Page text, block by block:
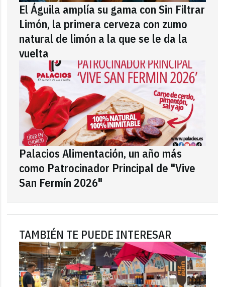
El Águila amplía su gama con Sin Filtrar
Limón, la primera cerveza con zumo
natural de limón a la que se le da la
vuelta
Palacios Alimentación, un año más
como Patrocinador Principal de "Vive
San Fermín 2026"
TAMBIÉN TE PUEDE INTERESAR